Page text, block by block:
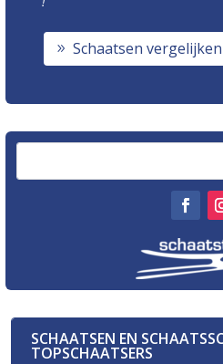
Schaatsen vergelijken
SCHAATSEN EN
TOPSCHAATSERS